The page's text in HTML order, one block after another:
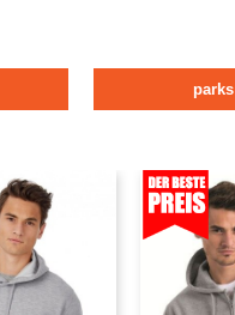
parks